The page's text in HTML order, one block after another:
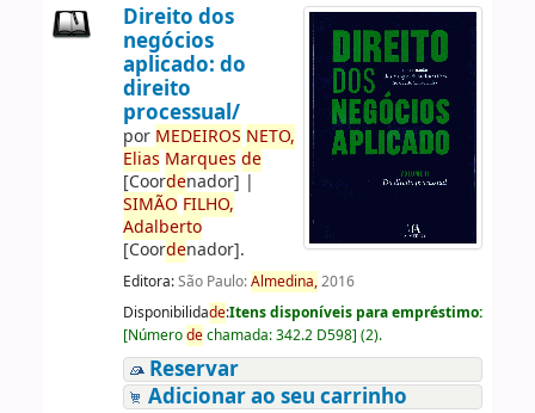
Direito dos
negócios
aplicado: do
direito
processual/
por MEDEIROS NETO,
Elias Marques de
[Coordenador] |
SIMÃO FILHO,
Adalberto
[Coordenador].
Editora:São Paulo:Almedina,2016
Disponibilidade:Itens disponíveis para empréstimo:
[Númerodechamada:342.2 D598] (2).
Reservar
Adicionar ao seu carrinho